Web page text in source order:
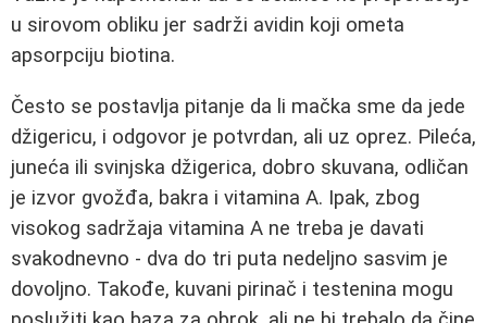
u sirovom obliku jer sadrži avidin koji ometa
apsorpciju biotina.
Često se postavlja pitanje da li mačka sme da jede
džigericu, i odgovor je potvrdan, ali uz oprez. Pileća,
juneća ili svinjska džigerica, dobro skuvana, odličan
je izvor gvožđa, bakra i vitamina A. Ipak, zbog
visokog sadržaja vitamina A ne treba je davati
svakodnevno - dva do tri puta nedeljno sasvim je
dovoljno. Takođe, kuvani pirinač i testenina mogu